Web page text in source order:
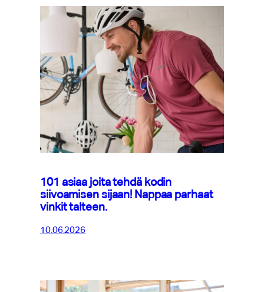
101 asiaa joita tehdä kodin
siivoamisen sijaan! Nappaa parhaat
vinkit talteen.
10.06.2026